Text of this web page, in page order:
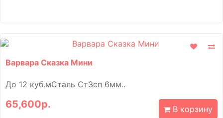
Варвара Сказка Мини
До 12 куб.мСталь Ст3сп 6мм..
65,600р. В корзину